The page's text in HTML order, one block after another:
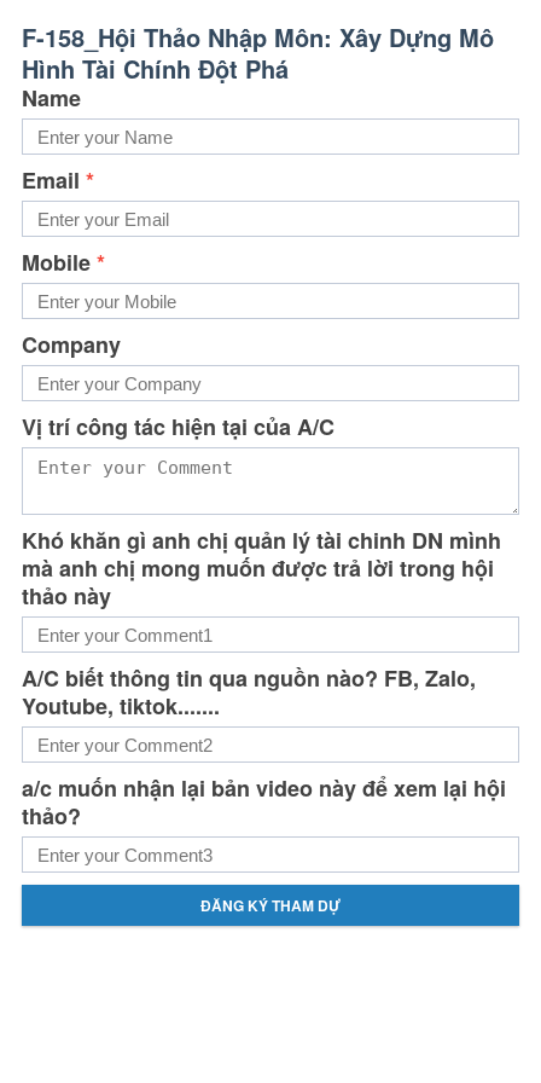
F-158_Hội Thảo Nhập Môn: Xây Dựng Mô
Hình Tài Chính Đột Phá
Name
Email *
Mobile*
Company
Vị trí công tác hiện tại của A/C
Khó khăn gì anh chị quản lý tài chinh DN mình
mà anh chị mong muốn được trả lời trong hội
thảo này
A/C biết thông tin qua nguồn nào? FB, Zalo,
Youtube, tiktok.......
a/c muốn nhận lại bản video này để xem lại hội
thảo?
ĐĂNG KÝ THAM DỰ